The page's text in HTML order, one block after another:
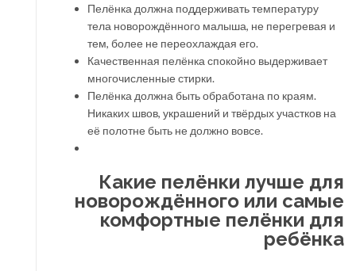
Пелёнка должна поддерживать температуру
тела новорождённого малыша, не перегревая и
тем, более не переохлаждая его.
Качественная пелёнка спокойно выдерживает
многочисленные стирки.
Пелёнка должна быть обработана по краям.
Никаких швов, украшений и твёрдых участков на
её полотне быть не должно вовсе.
Какие пелёнки лучше для
новорождённого или самые
комфортные пелёнки для
ребёнка